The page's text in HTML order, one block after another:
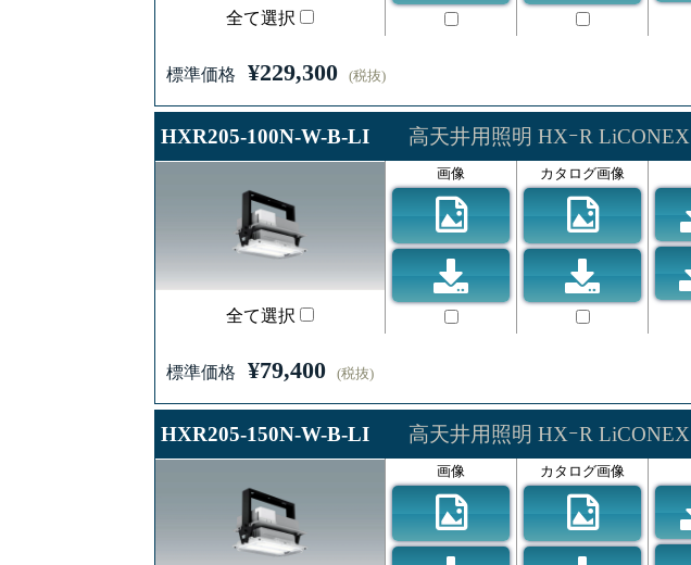
全て選択
標準価格 ¥229,300 (税抜)
HXR205-100N-W-B-LI 高天井用照明 HXｰR LiCONEX
全て選択
画像 カタログ画像
標準価格 ¥79,400 (税抜)
HXR205-150N-W-B-LI 高天井用照明 HXｰR LiCONEX
画像 カタログ画像